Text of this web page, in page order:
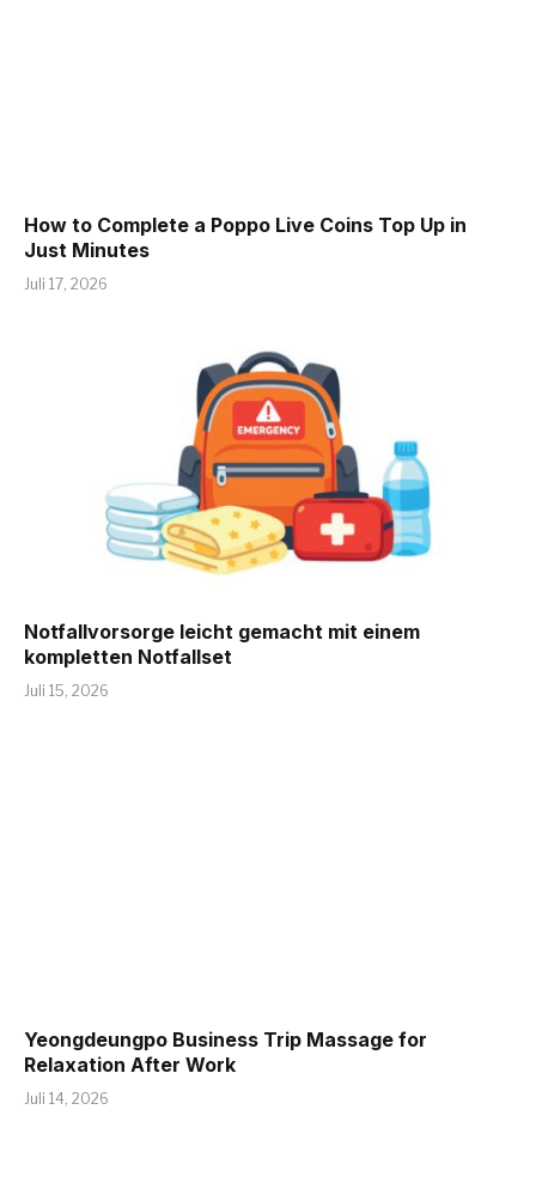
How to Complete a Poppo Live Coins Top Up in
Just Minutes
Juli 17, 2026
Notfallvorsorge leicht gemacht mit einem
kompletten Notfallset
Juli 15, 2026
Yeongdeungpo Business Trip Massage for
Relaxation After Work
Juli 14, 2026